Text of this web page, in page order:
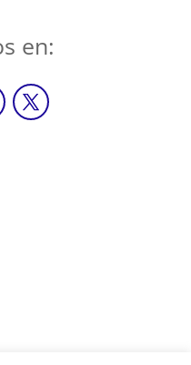
en: